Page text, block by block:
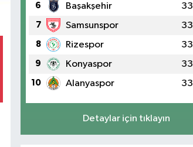
6 Başakşehir 33
7 Samsunspor 33
8 Rizespor 33
9 Konyaspor 33
10 Alanyaspor 33
Detaylar için tıklayın